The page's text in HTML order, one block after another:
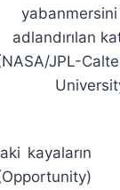
adlandırılan
JPL-
kayaların